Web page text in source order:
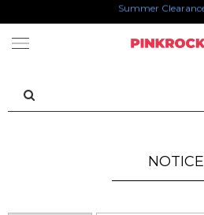
Summer
NOTICE